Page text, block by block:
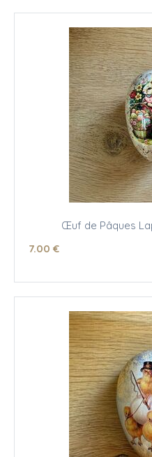
Œuf de Pâques
7.00 €